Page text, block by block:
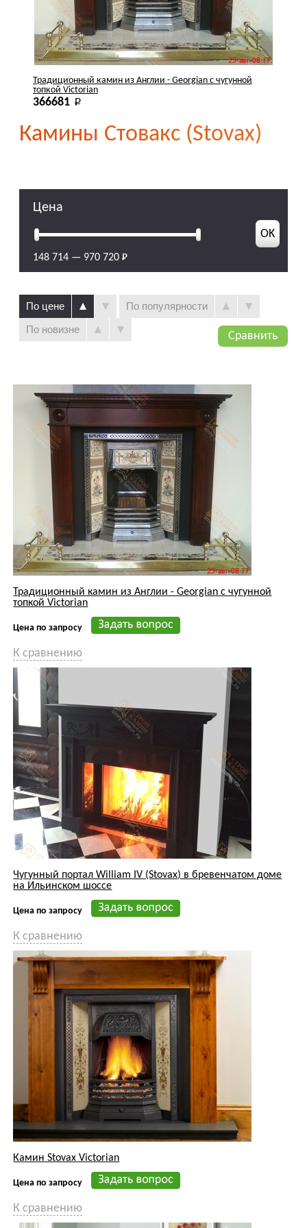
Цена
148 714—970 720
По цене
По популярности
Традиционный камин из Англии - Georgian с чугунной
топкой Victorian
Цена по запросу
К сравнению
Чугунный портал William IV (Stovax) в бревенчатом доме
на Ильинском шоссе
Цена по запросу
К сравнению
Камин Stovax Victorian
Цена по запросу
К сравнению